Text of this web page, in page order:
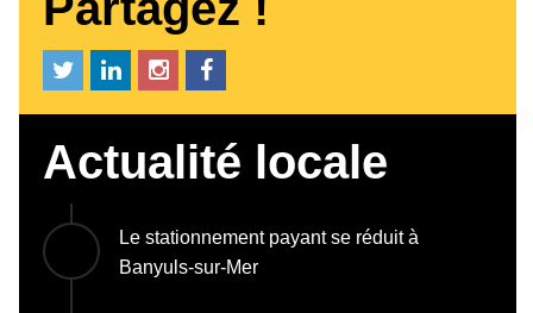
Actualité locale
Le stationnement payant se réduit à
Banyuls-sur-Mer